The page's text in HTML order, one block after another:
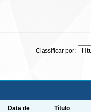
Classificar por:
Data de
Título